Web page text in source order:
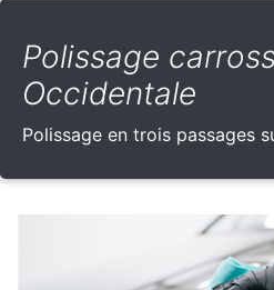
Polissage
Occidentale
Polissage en trois passages